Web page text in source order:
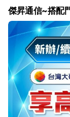
傑昇通信~搭配